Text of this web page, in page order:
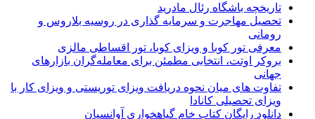
تاریخچه باشگاه رئال مادرید
تحصیل مهاجرت و سرمایه گذاری در روسیه بلاروس و
رومانی
معرفی تور کوبا و ویزای کوبا، تور اقساطی مالزی
بروکر اوتت، انتخابی مطمئن برای معامله‌گران بازارهای
جهانی
تفاوت های میان نحوه دریافت ویزای توریستی و ویزای کار با
ویزای تحصیلی کانادا
دانلود رایگان کتاب خام گیاهخواری آوانسیان